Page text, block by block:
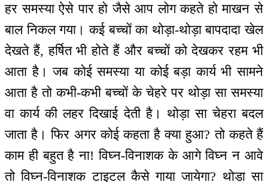
हर समस्या ऐसे पार हो जैसे आप लोग कहते हो माखन से
बाल निकल गया। कई बच्चों का थोड़ा-थोड़ा बापदादा खेल
देखते हैं, हर्षित भी होते हैं और बच्चों को देखकर रहम भी
आता है। जब कोई समस्या या कोई बड़ा कार्य भी सामने
आता है तो कभी-कभी बच्चों के चेहरे पर थोड़ा सा समस्या
वा कार्य की लहर दिखाई देती है। थोड़ा सा चेहरा बदल
जाता है। फिर अगर कोई कहता है क्या हुआ? तो कहते हैं
काम ही बहुत है ना! विघ्न-विनाशक के आगे विघ्न न आवे
तो विघ्न-विनाशक टाइटल कैसे गाया जायेगा? थोड़ा सा